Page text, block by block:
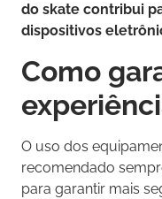
do skate contribui
dispositivos
Como
O uso dos
recomendado
para garantir mais